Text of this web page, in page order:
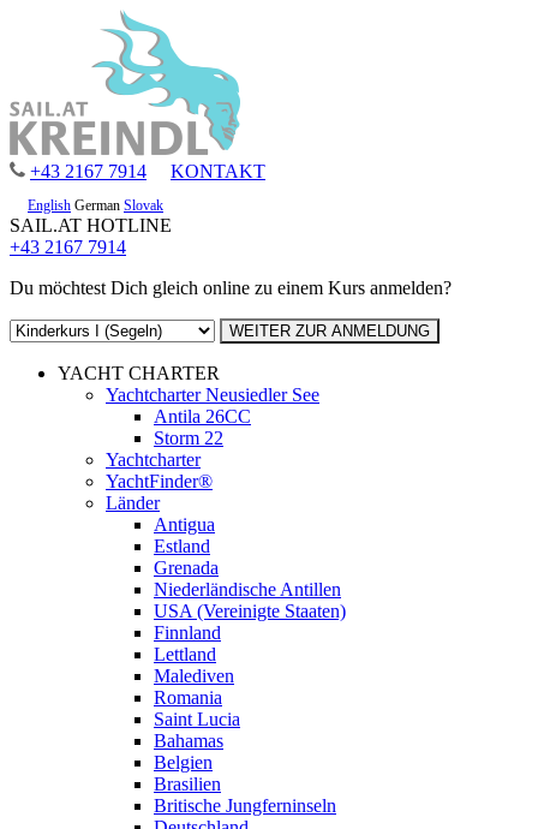
+43 2167 7914 KONTAKT
English German Slovak
SAIL.AT HOTLINE
+43 2167 7914
Du möchtest Dich gleich online zu einem Kurs anmelden?
YACHT CHARTER
Yachtcharter Neusiedler See
Antila 26CC
Storm 22
Yachtcharter
YachtFinder®
Länder
Antigua
Estland
Grenada
Niederländische Antillen
USA (Vereinigte Staaten)
Finnland
Lettland
Malediven
Romania
Saint Lucia
Bahamas
Belgien
Brasilien
Britische Jungferninseln